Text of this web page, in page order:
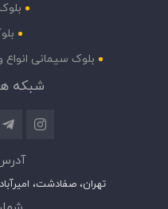
بلوک سیمانی
شبکه
تهران، صفادشت،